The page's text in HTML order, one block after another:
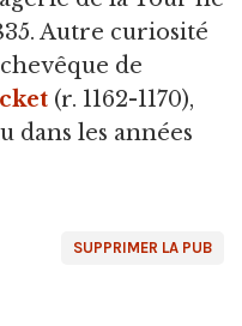
Autre curiosité
de
(r. 1162-1170),
dans les années
SUPPRIMER LA PUB